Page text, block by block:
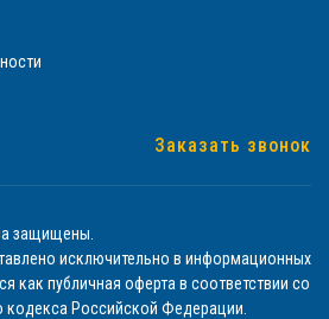
Заказать звонок
защищены.
исключительно в информационных
как публичная оферта в соответствии со
кодекса Российской Федерации.